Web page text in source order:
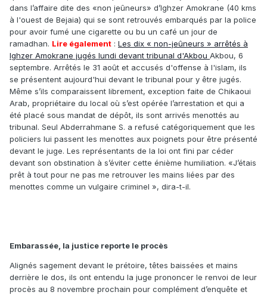
dans l’affaire dite des «non jeûneurs» d’Ighzer Amokrane (40 kms
à l'ouest de Bejaia) qui se sont retrouvés embarqués par la police
pour avoir fumé une cigarette ou bu un café un jour de
ramadhan. Lire également : Les dix « non-jeûneurs » arrêtés à
Ighzer Amokrane jugés lundi devant tribunal d'Akbou Akbou, 6
septembre. Arrêtés le 31 août et accusés d'offense à l'islam, ils
se présentent aujourd'hui devant le tribunal pour y être jugés.
Même s’ils comparaissent librement, exception faite de Chikaoui
Arab, propriétaire du local où s’est opérée l’arrestation et qui a
été placé sous mandat de dépôt, ils sont arrivés menottés au
tribunal. Seul Abderrahmane S. a refusé catégoriquement que les
policiers lui passent les menottes aux poignets pour être présenté
devant le juge. Les représentants de la loi ont fini par céder
devant son obstination à s’éviter cette énième humiliation. «J’étais
prêt à tout pour ne pas me retrouver les mains liées par des
menottes comme un vulgaire criminel », dira-t-il.
Embarassée, la justice reporte le procès
Alignés sagement devant le prétoire, têtes baissées et mains
derrière le dos, ils ont entendu la juge prononcer le renvoi de leur
procès au 8 novembre prochain pour complément d’enquête et